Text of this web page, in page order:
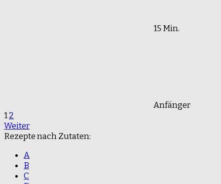
15 Min.
Anfänger
12
Weiter
Rezepte nach Zutaten:
A
B
C